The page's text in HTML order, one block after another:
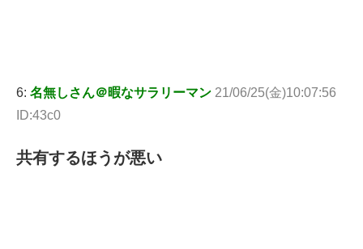
6: 名無しさん＠暇なサラリーマン 21/06/25(金)10:07:56
ID:43c0
共有するほうが悪い